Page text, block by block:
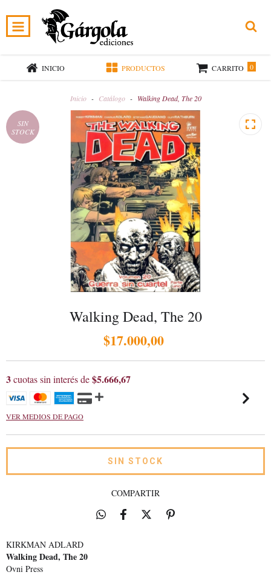
INICIO PRODUCTOS CARRITO 0
Inicio - Catálogo - Walking Dead, The 20
SIN
STOCK
Walking Dead, The 20
$17.000,00
3cuotas sin interés de$5.666,67
VER MEDIOS DE PAGO
COMPARTIR
KIRKMAN ADLARD
Walking Dead, The 20
Ovni Press